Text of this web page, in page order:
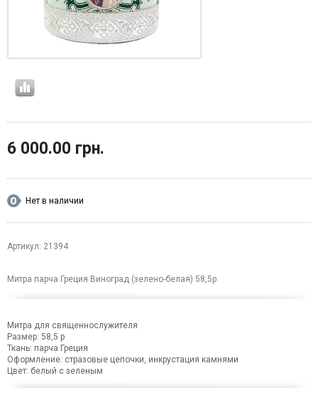
6 000.00 грн.
Нет в наличии
Артикул: 21394
Митра парча Греция Виноград (зелено-белая) 58,5р
Митра для священнослужителя
Размер: 58,5 р
Ткань: парча Греция
Оформление: стразовые цепочки, инкрустация камнями
Цвет: белый с зеленым